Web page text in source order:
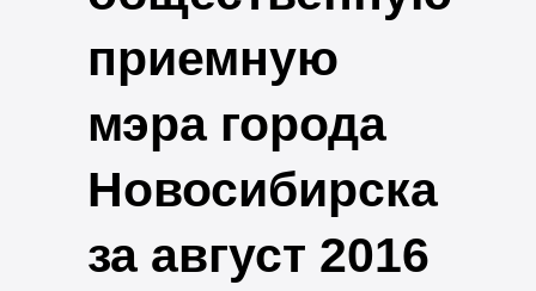
приемную
мэра города
Новосибирска
за август 2016